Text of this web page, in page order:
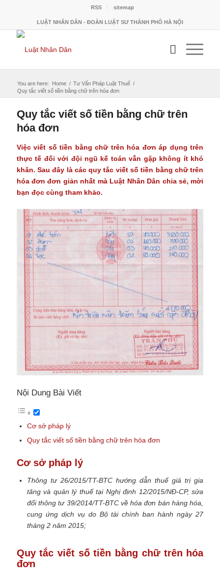
RSS sitemap
LUẬT NHÂN DÂN - ĐOÀN LUẬT SƯ THÀNH PHỐ HÀ NỘI
You are here: Home / Tư Vấn Pháp Luật Thuế /
Quy tắc viết số tiền bằng chữ trên hóa đơn
Quy tắc viết số tiền bằng chữ trên
hóa đơn
Việc viết số tiền bằng chữ trên hóa đơn áp dụng trên
thực tế đối với đội ngũ kế toán vẫn gặp không ít khó
khăn. Sau đây là các quy tắc viết số tiền bằng chữ trên
hóa đơn đơn giản nhất mà Luật Nhân Dân chia sẻ, mời
bạn đọc cùng tham khảo.
Nội Dung Bài Viết
Cơ sở pháp lý
Quy tắc viết số tiền bằng chữ trên hóa đơn
Cơ sở pháp lý
Thông tư 26/2015/TT-BTC hướng dẫn thuế giá trị gia
tăng và quản lý thuế tại Nghị định 12/2015/NĐ-CP, sửa
đổi thông tư 39/2014/TT-BTC về hóa đơn bán hàng hóa,
cung ứng dịch vụ do Bộ tài chính ban hành ngày 27
tháng 2 năm 2015;
Quy tắc viết số tiền bằng chữ trên hóa
đơn